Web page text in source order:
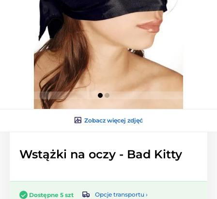
Zobacz więcej zdjęć
Wstążki na oczy - Bad Kitty
Dostępne 5 szt
Opcje transportu ›